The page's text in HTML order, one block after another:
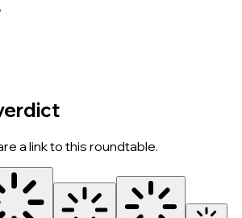
a link to this roundtable.